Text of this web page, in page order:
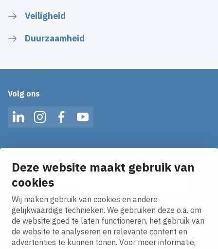
Deze website maakt gebruik van
cookies
Wij maken gebruik van cookies en andere
gelijkwaardige technieken. We gebruiken deze o.a. om
de website goed te laten functioneren, het gebruik van
de website te analyseren en relevante content en
advertenties te kunnen tonen. Voor meer informatie,
Veiligheid
Duurzaamheid
Volg ons
LinkedInInstagramFacebookYouTube
Ontvang onze nieuws alerts in je mailbox!
E-mailadres
Ik ga akkoord met hetprivacy statement.